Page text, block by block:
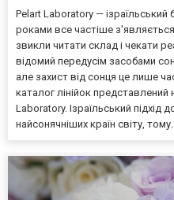
Pelart Laboratory —
роками все частіше
звикли читати склад і чекати
відомий передусім засобами
але захист від сонця це лише
каталог лінійок представлений
Laboratory. Ізраїльський підхід
найсонячніших країн світу,